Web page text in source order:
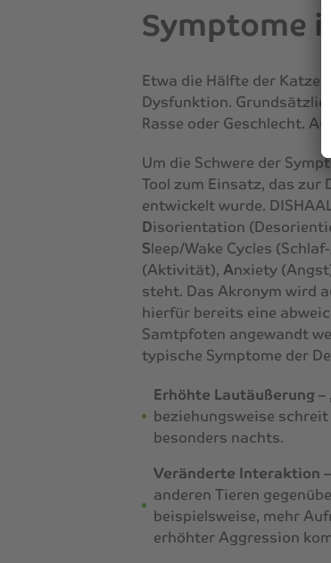
Symptome
Etwa die Hälfte der
Dysfunktion.
Rasse oder Geschlecht.
Um die Schwere der
Tool zum Einsatz, das
entwickelt wurde.
Disorientation
Sleep/Wake Cycles
(Aktivität), Anxiety
steht. Das Akronym wird
hierfür bereits eine
Samtpfoten angewandt
typische Symptome der
Erhöhte Lautäußerung–
beziehungsweise
besonders nachts.
Veränderte Interaktion
anderen Tieren
beispielsweise, mehr
erhöhter Aggression